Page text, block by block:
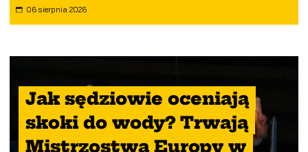
06 sierpnia 2026
Jak sędziowie oceniają
skoki do wody? Trwają
Mistrzostwa Europy w